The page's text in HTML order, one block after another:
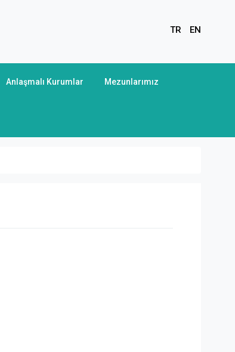
TR EN
Anlaşmalı Kurumlar Mezunlarımız